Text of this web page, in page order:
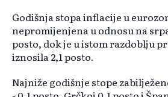
Godišnja stopa inflacije u
nepromijenjena u odnosu na
posto, dok je u istom razdoblju
iznosila 2,1 posto.
Najniže godišnje stope